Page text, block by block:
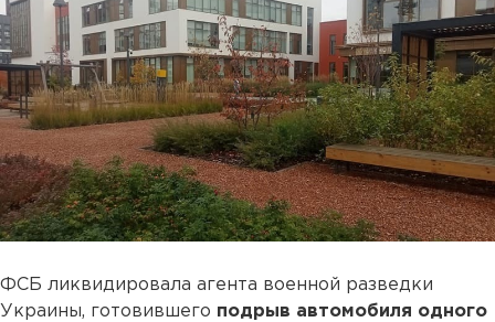
ФСБ ликвидировала агента военной разведки
Украины, готовившего подрыв автомобиля одного